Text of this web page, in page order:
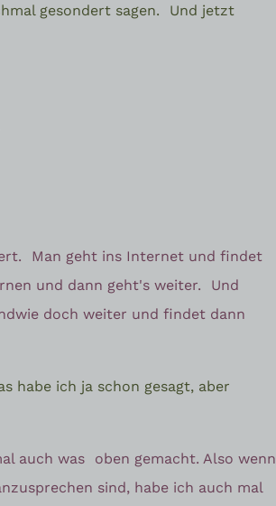
gesondert sagen.
Und jetzt
Man geht ins Internet und findet
und dann geht's weiter.
Und
doch weiter und findet dann
habe ich ja schon gesagt, aber
auch was
oben gemacht. Also wenn
sind, habe ich auch mal